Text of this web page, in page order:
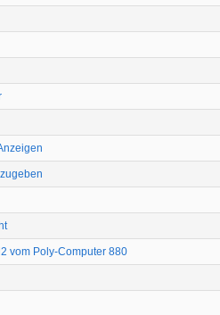
vom Poly-Computer 880